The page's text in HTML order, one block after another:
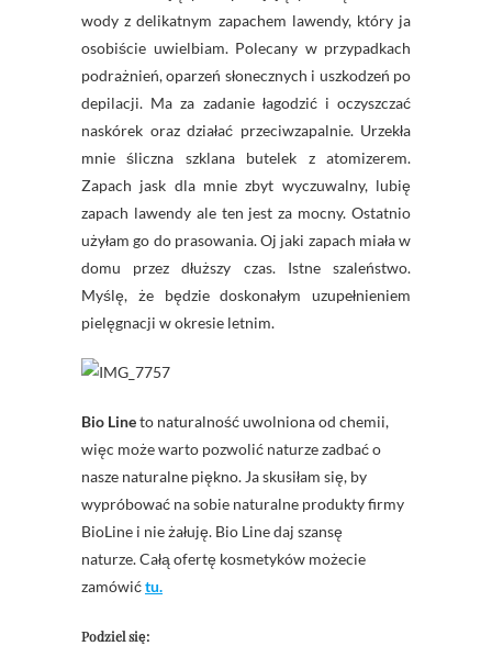
wody z delikatnym zapachem lawendy, który ja
osobiście uwielbiam. Polecany w przypadkach
podrażnień, oparzeń słonecznych i uszkodzeń po
depilacji. Ma za zadanie łagodzić i oczyszczać
naskórek oraz działać przeciwzapalnie. Urzekła
mnie śliczna szklana butelek z atomizerem.
Zapach jask dla mnie zbyt wyczuwalny, lubię
zapach lawendy ale ten jest za mocny. Ostatnio
użyłam go do prasowania. Oj jaki zapach miała w
domu przez dłuższy czas. Istne szaleństwo.
Myślę, że będzie doskonałym uzupełnieniem
pielęgnacji w okresie letnim.
Bio Lineto naturalność uwolniona od chemii,
więc może warto pozwolić naturze zadbać o
nasze naturalne piękno. Ja skusiłam się, by
wypróbować na sobie naturalne produkty firmy
BioLine i nie żałuję. Bio Line daj szansę
naturze. Całą ofertę kosmetyków możecie
zamówićtu.
Podziel się: